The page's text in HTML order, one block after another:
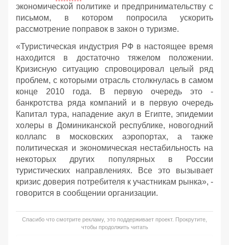
экономической политике и предпринимательству с
письмом, в котором попросила ускорить
рассмотрение поправок в закон о туризме.
«Туристическая индустрия РФ в настоящее время
находится в достаточно тяжелом положении.
Кризисную ситуацию спровоцировал целый ряд
проблем, с которыми отрасль столкнулась в самом
конце 2010 года. В первую очередь это -
банкротства ряда компаний и в первую очередь
Капитал тура, нападение акул в Египте, эпидемии
холеры в Доминиканской республике, новогодний
коллапс в московских аэропортах, а также
политическая и экономическая нестабильность на
некоторых других популярных в России
туристических направлениях. Все это вызывает
кризис доверия потребителя к участникам рынка», -
говорится в сообщении организации.
Спасибо что смотрите рекламу, это поддерживает проект. Прокрутите,
чтобы продолжить читать